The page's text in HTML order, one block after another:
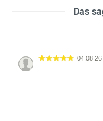
Das
04.08.26